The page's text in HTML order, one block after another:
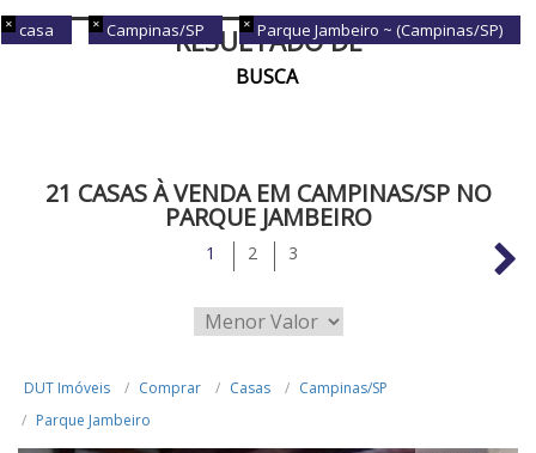
casa Campinas/SP Parque Jambeiro ~ (Campinas/SP)
RESULTADO DE
BUSCA
21 CASAS À VENDA EM CAMPINAS/SP NO
PARQUE JAMBEIRO
1 2 3
DUT Imóveis Comprar Casas
Campinas/SP
Parque Jambeiro